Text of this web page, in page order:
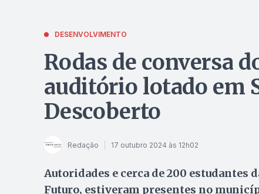
DESENVOLVIMENTO
Rodas de conversa
auditório lotado em
Descoberto
Redação 17 outubro 2024 às 12h02
Autoridades e cerca de 200 estudantes
Futuro, estiveram presentes no